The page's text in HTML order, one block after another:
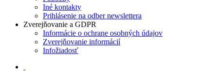
Iné kontakty
Prihlásenie na odber newslettera
Zverejňovanie a GDPR
Informácie o ochrane osobných údajov
Zverejňovanie informácií
Infožiadosť